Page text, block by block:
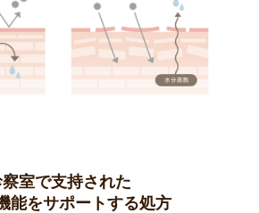
室で支持された
能をサポートする処方